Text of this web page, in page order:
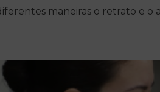
maneiras o retrato e o